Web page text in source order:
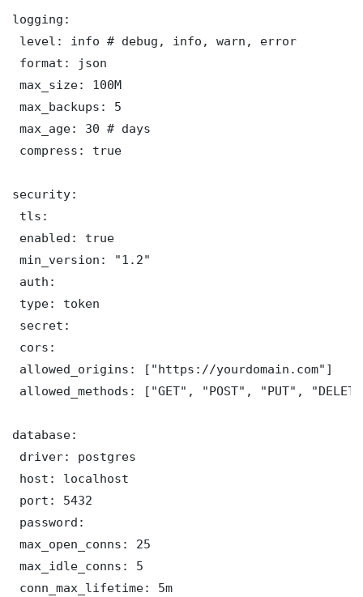
logging:
level: info # debug, info, warn, error
format: json
max_size: 100M
max_backups: 5
max_age: 30 # days
compress: true
security:
tls:
enabled: true
min_version: "1.2"
auth:
type: token
secret:
cors:
allowed_origins: ["https://yourdomain.com"]
allowed_methods: ["GET", "POST", "PUT",
database:
driver: postgres
host: localhost
port: 5432
password:
max_open_conns: 25
max_idle_conns: 5
conn_max_lifetime: 5m